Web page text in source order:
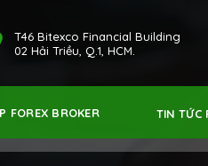
T46 Bitexco Financial Building
02 Hải Triều, Q.1, HCM.
FOREX BROKER TIN TỨC